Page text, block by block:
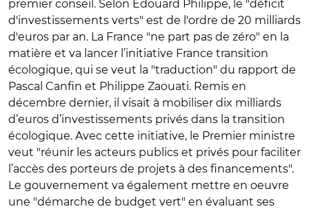
premier conseil. Selon Edouard Philippe, le "déficit
d'investissements verts" est de l'ordre de 20 milliards
d'euros par an. La France "ne part pas de zéro" en la
matière et va lancer l’initiative France transition
écologique, qui se veut la "traduction" du rapport de
Pascal Canfin et Philippe Zaouati. Remis en
décembre dernier, il visait à mobiliser dix milliards
d’euros d’investissements privés dans la transition
écologique. Avec cette initiative, le Premier ministre
veut "réunir les acteurs publics et privés pour faciliter
l’accès des porteurs de projets à des financements".
Le gouvernement va également mettre en oeuvre
une "démarche de budget vert" en évaluant ses